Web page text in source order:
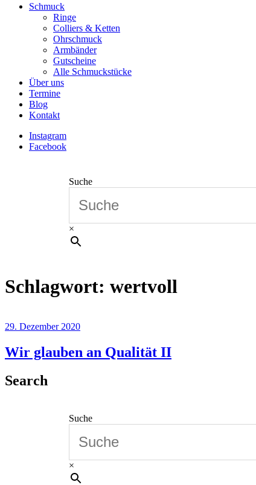
Schmuck
Ringe
Colliers & Ketten
Ohrschmuck
Armbänder
Gutscheine
Alle Schmuckstücke
Über uns
Termine
Blog
Kontakt
Instagram
Facebook
Suche
×
Schlagwort: wertvoll
29. Dezember 2020
Wir glauben an Qualität II
Search
Suche
×